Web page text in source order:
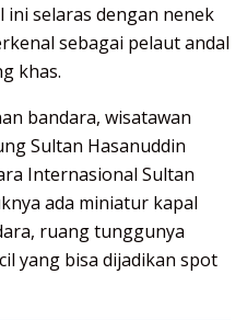
ini selaras dengan nenek
sebagai pelaut andal
khas.
bandara, wisatawan
Sultan Hasanuddin
Internasional Sultan
ada miniatur kapal
ruang tunggunya
yang bisa dijadikan spot